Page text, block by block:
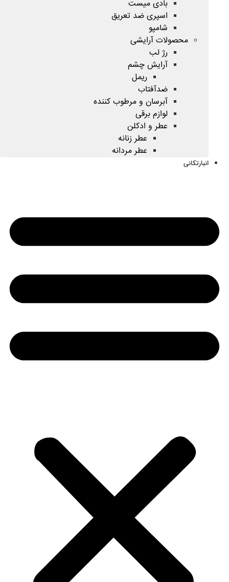
بادی میست
اسپری ضد تعریق
شامپو
محصولات آرایشی
رژ لب
آرایش چشم
ریمل
ضدآفتاب
آبرسان و مرطوب کننده
لوازم برقی
عطر و ادکلن
عطر زنانه
عطر مردانه
انبارتکانی